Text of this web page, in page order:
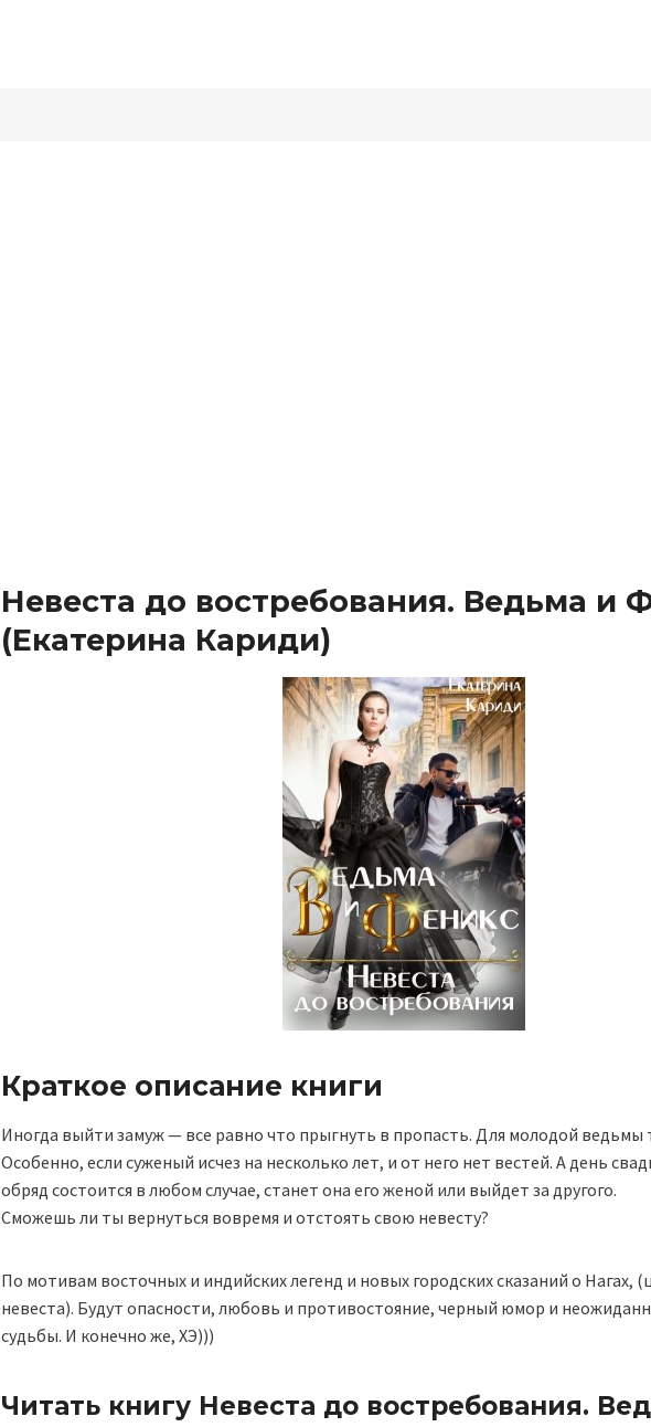
Невеста до востребования. Ведьма и
(Екатерина Кариди)
Краткое описание книги
Иногда выйти замуж — все равно что прыгнуть в пропасть. Для молодой ведьмы
Особенно, если суженый исчез на несколько лет, и от него нет вестей. А день
обряд состоится в любом случае, станет она его женой или выйдет за другого.
Сможешь ли ты вернуться вовремя и отстоять свою невесту?
По мотивам восточных и индийских легенд и новых городских сказаний о Нагах,
невеста). Будут опасности, любовь и противостояние, черный юмор и
судьбы. И конечно же, ХЭ)))
Читать книгу Невеста до востребования.